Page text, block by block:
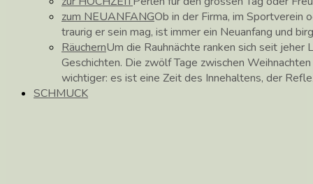
zum NEUANFANGOb in der Firma, im Sportverein
traurig er sein mag, ist immer ein Neuanfang und
RäuchernUm die Rauhnächte ranken sich seit jeher
Geschichten. Die zwölf Tage zwischen
wichtiger: es ist eine Zeit des Innehaltens, der
SCHMUCK